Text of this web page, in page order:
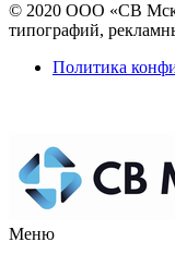
© 2020 ООО «СВ
типографий,
Политика
Меню